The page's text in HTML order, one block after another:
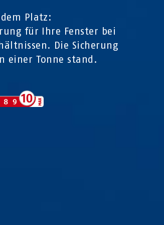
Platz:
für Ihre Fenster bei
Die Sicherung
einer Tonne stand.